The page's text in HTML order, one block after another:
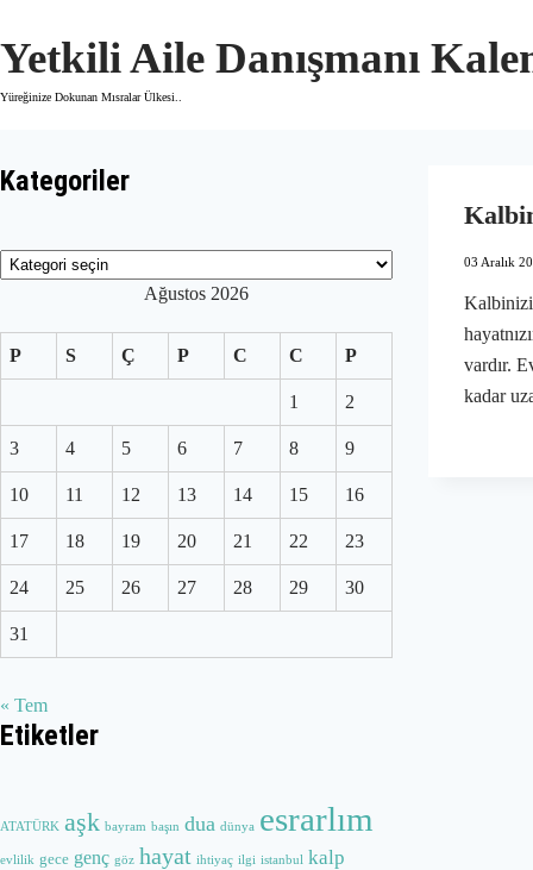
to
content
Yetkili Aile Danışmanı
Yüreğinize Dokunan Mısralar Ülkesi..
03 Aralık
vardır.
kadar
Kategoriler
Kategoriler
Ağustos 2026
P S Ç P C C P
1 2
3 4 5 6 7 8 9
10 11 12 13 14 15 16
17 18 19 20 21 22 23
24 25 26 27 28 29 30
31
« Tem
Etiketler
ATATÜRK aşk bayram başın dua dünya esrarlım
evlilik gece genç göz hayat ihtiyaç ilgi istanbul kalp